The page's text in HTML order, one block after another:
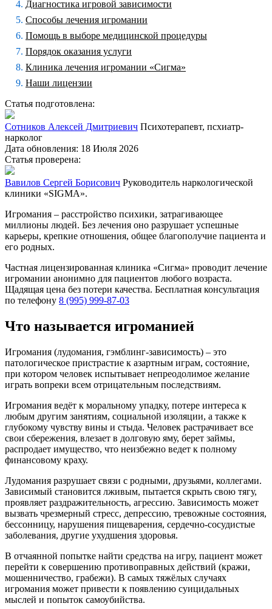
Диагностика игровой зависимости
Способы лечения игромании
Помощь в выборе медицинской процедуры
Порядок оказания услуги
Клиника лечения игромании «Сигма»
Наши лицензии
Статья подготовлена:
Сотников Алексей Дмитриевич Психотерапевт, псхиатр-
нарколог
Дата обновления: 18 Июля 2026
Статья проверена:
Вавилов Сергей Борисович Руководитель наркологической
клиники «SIGMA».
Игромания – расстройство психики, затрагивающее
миллионы людей. Без лечения оно разрушает успешные
карьеры, крепкие отношения, общее благополучие пациента и
его родных.
Частная лицензированная клиника «Сигма» проводит лечение
игромании анонимно для пациентов любого возраста.
Щадящая цена без потери качества. Бесплатная консультация
по телефону 8 (995) 999-87-03
Что называется игроманией
Игромания (лудомания, гэмблинг-зависимость) – это
патологическое пристрастие к азартным играм, состояние,
при котором человек испытывает непреодолимое желание
играть вопреки всем отрицательным последствиям.
Игромания ведёт к моральному упадку, потере интереса к
любым другим занятиям, социальной изоляции, а также к
глубокому чувству вины и стыда. Человек растрачивает все
свои сбережения, влезает в долговую яму, берет займы,
распродает имущество, что неизбежно ведет к полному
финансовому краху.
Лудомания разрушает связи с родными, друзьями, коллегами.
Зависимый становится лживым, пытается скрыть свою тягу,
проявляет раздражительность, агрессию. Зависимость может
вызвать чрезмерный стресс, депрессию, тревожные состояния,
бессонницу, нарушения пищеварения, сердечно-сосудистые
заболевания, другие ухудшения здоровья.
В отчаянной попытке найти средства на игру, пациент может
перейти к совершению противоправных действий (кражи,
мошенничество, грабежи). В самых тяжёлых случаях
игромания может привести к появлению суицидальных
мыслей и попыток самоубийства.